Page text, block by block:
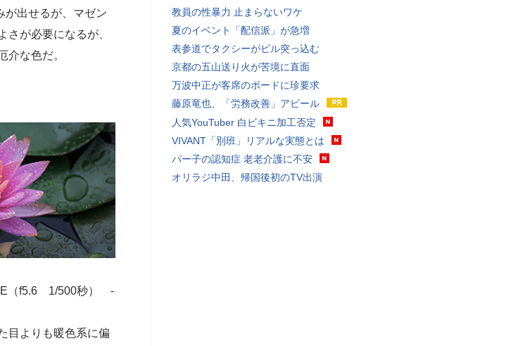
が出せるが、マゼン
さが必要になるが、
介な色だ。
（f5.6 1/500秒） -
目よりも暖色系に偏
教員の性暴力 止まらないワケ
夏のイベント「配信派」が急増
表参道でタクシーがビル突っ込む
京都の五山送り火が苦境に直面
万波中正が客席のボードに珍要求
藤原竜也、「労務改善」アピール
人気YouTuber 白ビキニ加工否定
VIVANT「別班」リアルな実態とは
パー子の認知症 老老介護に不安
オリラジ中田、帰国後初のTV出演